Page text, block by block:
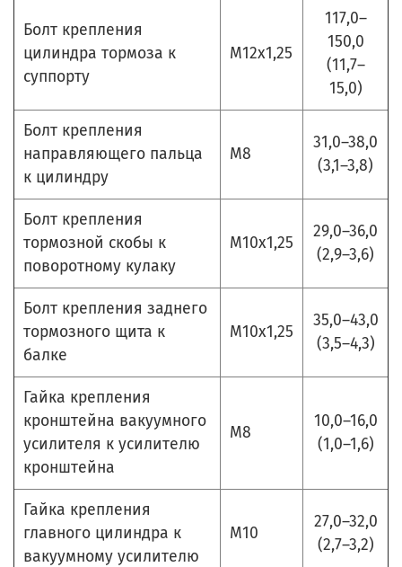
Болт крепления
цилиндра тормоза к
суппорту
М12х1,25
117,0–
150,0
(11,7–
15,0)
Болт крепления
направляющего пальца
к цилиндру
М8
31,0–38,0
(3,1–3,8)
Болт крепления
тормозной скобы к
поворотному кулаку
М10х1,25
29,0–36,0
(2,9–3,6)
Болт крепления заднего
тормозного щита к
балке
М10х1,25
35,0–43,0
(3,5–4,3)
Гайка крепления
кронштейна вакуумного
усилителя к усилителю
кронштейна
М8
10,0–16,0
(1,0–1,6)
Гайка крепления
главного цилиндра к
вакуумному усилителю
М10
27,0–32,0
(2,7–3,2)